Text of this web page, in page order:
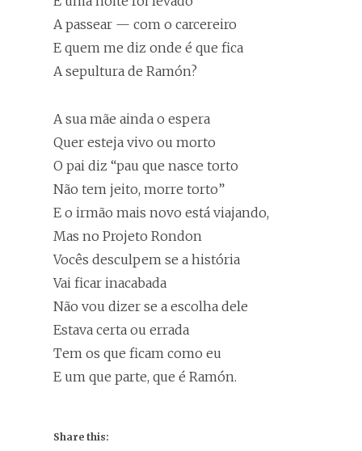
A passear — com o carcereiro
E quem me diz onde é que fica
A sepultura de Ramón?
A sua mãe ainda o espera
Quer esteja vivo ou morto
O pai diz “pau que nasce torto
Não tem jeito, morre torto”
E o irmão mais novo está viajando,
Mas no Projeto Rondon
Vocês desculpem se a história
Vai ficar inacabada
Não vou dizer se a escolha dele
Estava certa ou errada
Tem os que ficam como eu
E um que parte, que é Ramón.
Share this: